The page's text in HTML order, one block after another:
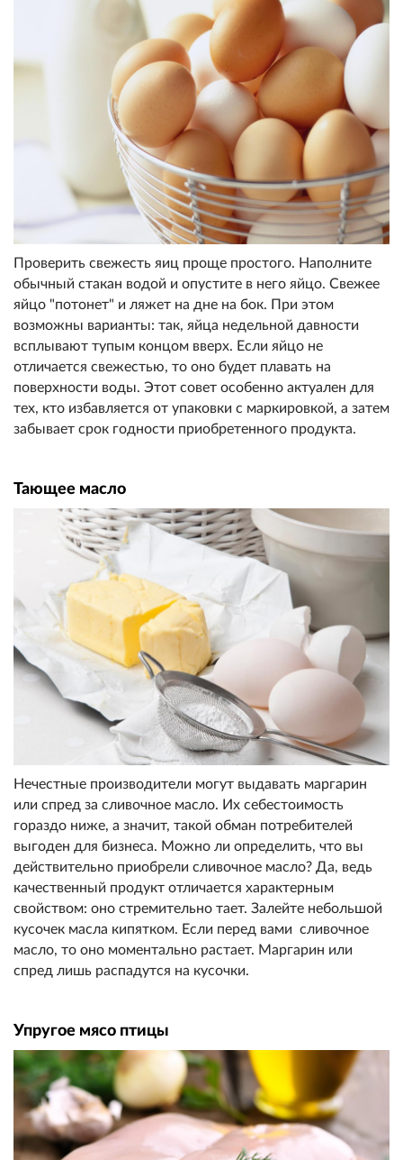
Проверить свежесть яиц проще простого. Наполните
обычный стакан водой и опустите в него яйцо. Свежее
яйцо "потонет" и ляжет на дне на бок. При этом
возможны варианты: так, яйца недельной давности
всплывают тупым концом вверх. Если яйцо не
отличается свежестью, то оно будет плавать на
поверхности воды. Этот совет особенно актуален для
тех, кто избавляется от упаковки с маркировкой, а затем
забывает срок годности приобретенного продукта.
Тающее масло
Нечестные производители могут выдавать маргарин
или спред за сливочное масло. Их себестоимость
гораздо ниже, а значит, такой обман потребителей
выгоден для бизнеса. Можно ли определить, что вы
действительно приобрели сливочное масло? Да, ведь
качественный продукт отличается характерным
свойством: оно стремительно тает. Залейте небольшой
кусочек масла кипятком. Если перед вами сливочное
масло, то оно моментально растает. Маргарин или
спред лишь распадутся на кусочки.
Упругое мясо птицы